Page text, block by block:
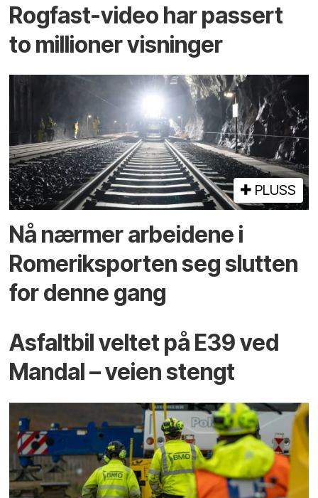
Rogfast-video har passert
to millioner visninger
PLUSS
Nå nærmer arbeidene i
Romeriksporten seg slutten
for denne gang
Asfaltbil veltet på E39 ved
Mandal – veien stengt